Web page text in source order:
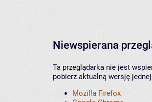
Niewspierana
Ta przeglądarka nie jest
pobierz aktualną wersję
Mozilla Firefox